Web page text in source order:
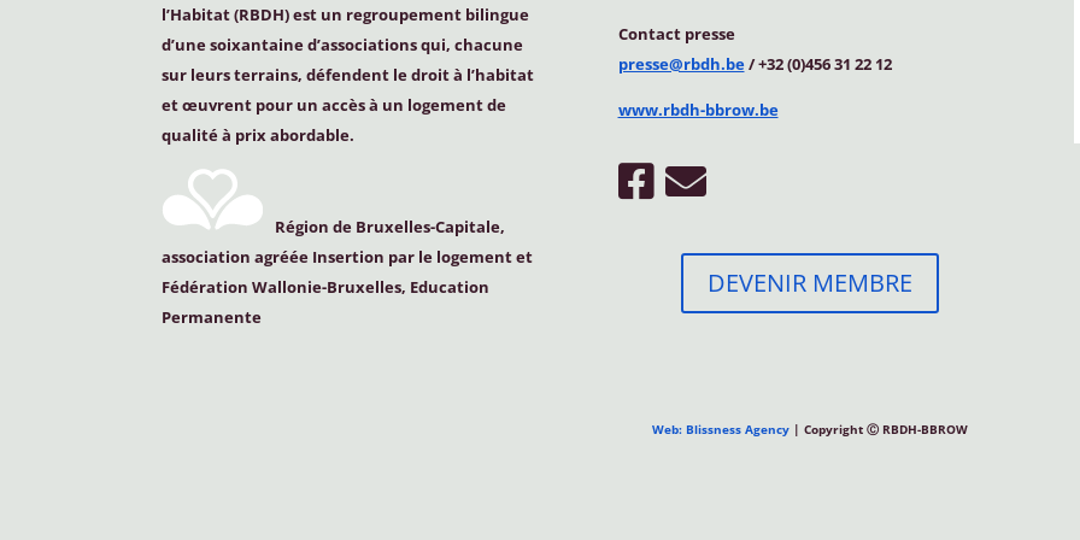
l’Habitat (RBDH) est un regroupement bilingue
d’une soixantaine d’associations qui, chacune
sur leurs terrains, défendent le droit à l’habitat
et œuvrent pour un accès à un logement de
qualité à prix abordable.
Région de Bruxelles-Capitale,
association agréée Insertion par le logement et
Fédération Wallonie-Bruxelles, Education
Permanente
Contact presse
presse@rbdh.be/ +32 (0)456 31 22 12
www.rbdh-bbrow.be
DEVENIR MEMBRE
Web: Blissness Agency | Copyright Ⓒ RBDH-BBROW